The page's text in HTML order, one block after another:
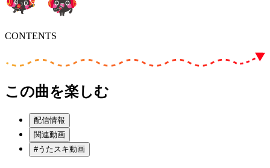
CONTENTS
この曲を楽しむ
配信情報
関連動画
#うたスキ動画